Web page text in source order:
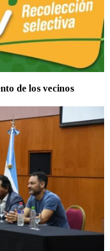
de los vecinos